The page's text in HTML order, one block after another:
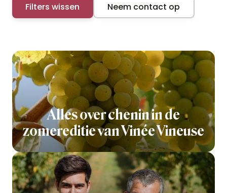
Filters wissen Neem contact op
Alles over chenin in de
zomereditie van Vinée Vineuse